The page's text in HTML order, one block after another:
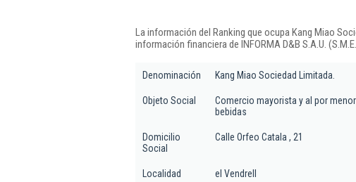
La información del Ranking que ocupa Kang Miao
información financiera de INFORMA D&B S.A.U.
Denominación Kang Miao Sociedad Limitada.
Objeto Social
Comercio mayorista y al por
bebidas
Domicilio
Social
Calle Orfeo Catala , 21
Localidad el Vendrell